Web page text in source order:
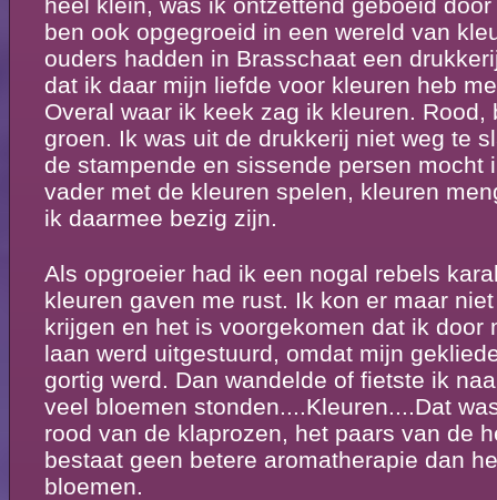
ben ook opgegroeid in een wereld van
ouders hadden in Brasschaat een
dat ik daar mijn liefde voor kleuren heb
Overal waar ik keek zag ik kleuren. Rood,
groen. Ik was uit de drukkerij niet weg te
de stampende en sissende persen mocht
vader met de kleuren spelen, kleuren
ik daarmee bezig zijn.
Als opgroeier had ik een nogal rebels
kleuren gaven me rust. Ik kon er maar
krijgen en het is voorgekomen dat ik door
laan werd uitgestuurd, omdat mijn
gortig werd. Dan wandelde of fietste ik
veel bloemen stonden....Kleuren....Dat
rood van de klaprozen, het paars van de
bestaat geen betere aromatherapie dan
bloemen.